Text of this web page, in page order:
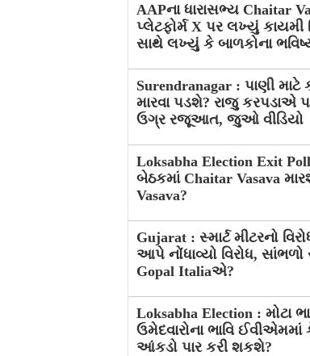
AAPના ધારાસભ્ય Chaitar
પ્લેટફોર્મ X પર લખ્યું કાયમી
સાથે લખ્યું કે બાળકોના
Surendranagar : પાણી
મારવા પડશે? રાજુ કરપડાએ
ઉગ્ર રજૂઆત, જુઓ વીડિયો
Loksabha Election Exit
બેઠકમાં Chaitar Vasava
Vasava?
Gujarat : સ્માર્ટ મીટરનો
આપે નોંધાવ્યો વિરોધ,
Gopal Italiaએ?
Loksabha Election : મોટા
ઉમેદવારોના ભાવિ
આંકડો પાર કરી શકશે?